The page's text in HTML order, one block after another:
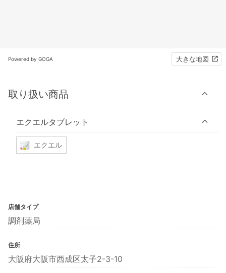
Powered by GOGA 大きな地図
取り扱い商品
エクエルタブレット
エクエル
店舗タイプ
調剤薬局
住所
大阪府大阪市西成区太子2-3-10